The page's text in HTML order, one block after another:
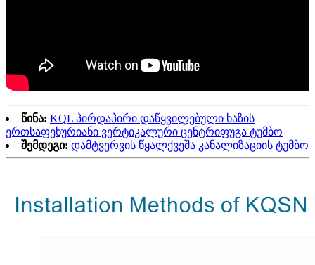
წინა: KQL პირდაპირი დაწყვილებული ხაზის
ერთსაფეხურიანი ვერტიკალური ცენტრიფუგა ტუმბო
შემდეგი: დამტვერვის წყალქვეშა კანალიზაციის ტუმბო